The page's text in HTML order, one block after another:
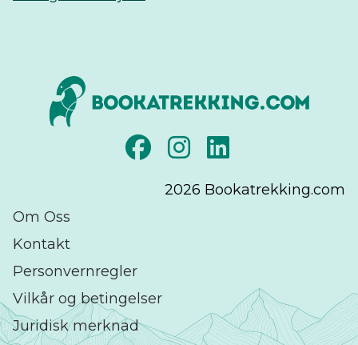
2026 Bookatrekking.com
Om Oss
Kontakt
Personvernregler
Vilkår og betingelser
Juridisk merknad